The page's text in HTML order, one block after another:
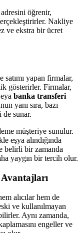
öğrenir,
Nakliye
ve ekstra bir ücret
satımı yapan firmalar,
gösterirler. Firmalar,
banka transferi
yanı sıra, bazı
de sunar.
müşteriye sunulur.
eşya alındığında
belirli bir zamanda
yaygın bir tercih olur.
alıcılar hem de
ve kullanılmayan
Aynı zamanda,
engeller ve